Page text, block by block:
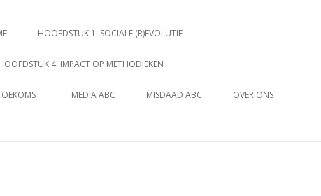
naar HOOFDSTUK 1: SOCIALE (R)EVOLUTIE
4: IMPACT OP METHODIEKEN
MEDIA ABC MISDAAD ABC OVER ONS